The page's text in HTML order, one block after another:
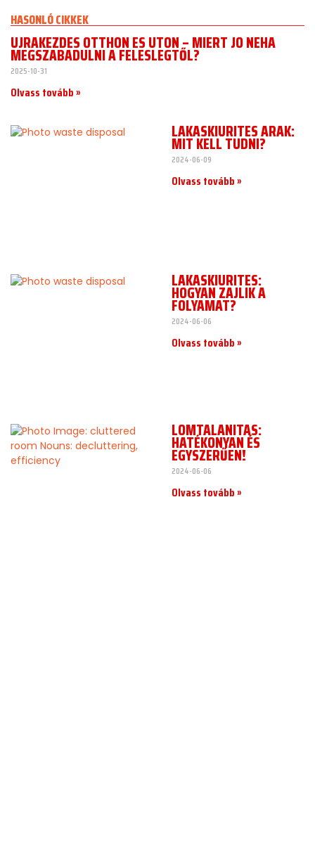
HASONLÓ CIKKEK
ÚJRAKEZDÉS OTTHON ÉS ÚTON – MIÉRT JÓ NÉHA
MEGSZABADULNI A FELESLEGTŐL?
2025-10-31
Olvass tovább »
LAKÁSKIÜRÍTÉS ÁRAK:
MIT KELL TUDNI?
2024-06-09
Olvass tovább »
LAKÁSKIÜRÍTÉS:
HOGYAN ZAJLIK A
FOLYAMAT?
2024-06-06
Olvass tovább »
LOMTALANÍTÁS:
HATÉKONYAN ÉS
EGYSZERŰEN!
2024-06-06
Olvass tovább »